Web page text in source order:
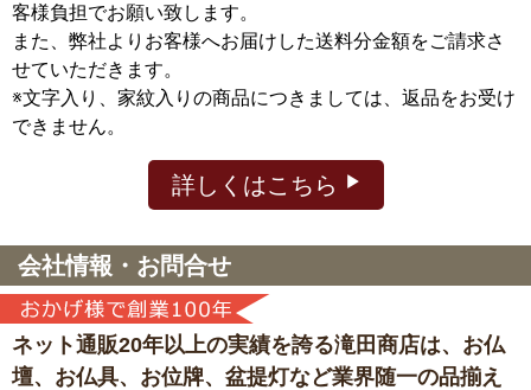
客様負担でお願い致します。
また、弊社よりお客様へお届けした送料分金額をご請求さ
せていただきます。
※文字入り、家紋入りの商品につきましては、返品をお受け
できません。
詳しくはこちら
会社情報・お問合せ
ネット通販20年以上の実績を誇る滝田商店は、 お仏
壇、お仏具、お位牌、盆提灯など業界随一の品揃え